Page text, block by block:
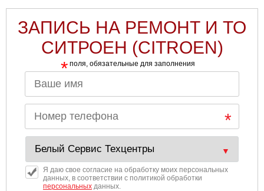
ЗАПИСЬ НА РЕМОНТ И ТО
СИТРОЕН (CITROEN)
* поля, обязательные для заполнения
Я даю свое согласие на обработку моих персональных
данных, в соответствии с политикой обработки
персональныхданных.